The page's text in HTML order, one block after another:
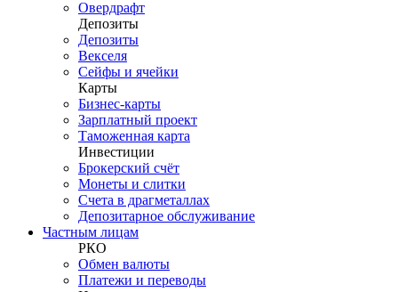
Овердрафт
Депозиты
Депозиты
Векселя
Сейфы и ячейки
Карты
Бизнес-карты
Зарплатный проект
Таможенная карта
Инвестиции
Брокерский счёт
Монеты и слитки
Счета в драгметаллах
Депозитарное обслуживание
Частным лицам
РКО
Обмен валюты
Платежи и переводы